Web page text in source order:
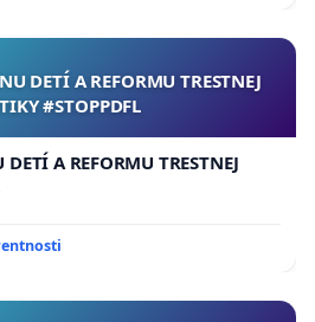
DETÍ A REFORMU TRESTNEJ
#STOPPDFL
A REFORMU TRESTNEJ